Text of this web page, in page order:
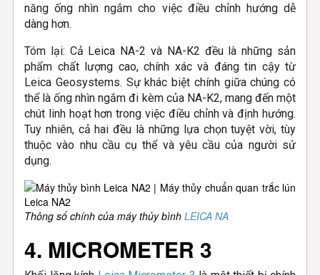
năng ống nhìn ngắm cho việc điều chỉnh hướng dễ
dàng hơn.
Tóm lại: Cả Leica NA-2 và NA-K2 đều là những sản
phẩm chất lượng cao, chính xác và đáng tin cậy từ
Leica Geosystems. Sự khác biệt chính giữa chúng có
thể là ống nhìn ngắm đi kèm của NA-K2, mang đến một
chút linh hoạt hơn trong việc điều chỉnh và định hướng.
Tuy nhiên, cả hai đều là những lựa chọn tuyệt vời, tùy
thuộc vào nhu cầu cụ thể và yêu cầu của người sử
dụng.
Thông số chính của máy thủy bình LEICA NA
4. MICROMETER 3